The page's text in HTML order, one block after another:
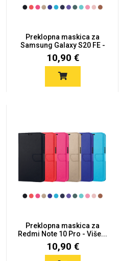
Preklopna maskica za
Samsung Galaxy S20 FE -
V...
10,90 €
Preklopna maskica za
Redmi Note 10 Pro - Više...
10,90 €